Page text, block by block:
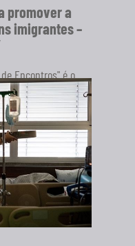
promover a
imigrantes –
Encontros" é o
Musical dos